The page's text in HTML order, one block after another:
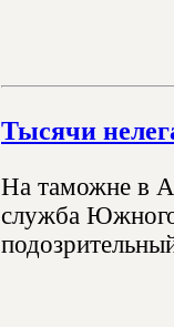
Тысячи
На таможне в
служба